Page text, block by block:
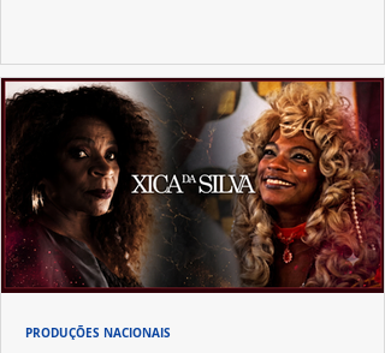
PRODUÇÕES NACIONAIS